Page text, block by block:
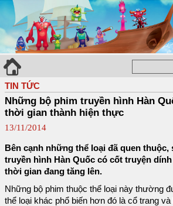
TIN TỨC
Những bộ phim truyền hình Hàn
thời gian thành hiện thực
13/11/2014
Bên cạnh những thể loại đã quen
truyền hình Hàn Quốc có cốt truyện
thời gian đang tăng lên.
Những bộ phim thuộc thể loại này thường
thể loại khác phổ biến hơn đó là cổ trang